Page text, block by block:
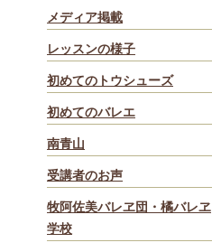
メディア掲載
レッスンの様子
初めてのトウシューズ
初めてのバレエ
南青山
受講者のお声
牧阿佐美バレヱ団・橘バレヱ
学校